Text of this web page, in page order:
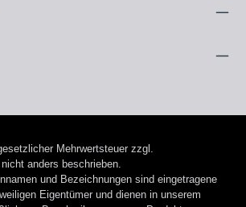
Mehrwertsteuer zzgl.
anders beschrieben.
und Bezeichnungen sind eingetragene
Eigentümer und dienen in unserem